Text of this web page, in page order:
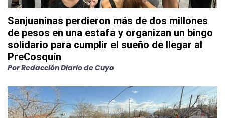
Sanjuaninas perdieron más de dos millones
de pesos en una estafa y organizan un bingo
solidario para cumplir el sueño de llegar al
PreCosquín
PorRedacción Diario de Cuyo